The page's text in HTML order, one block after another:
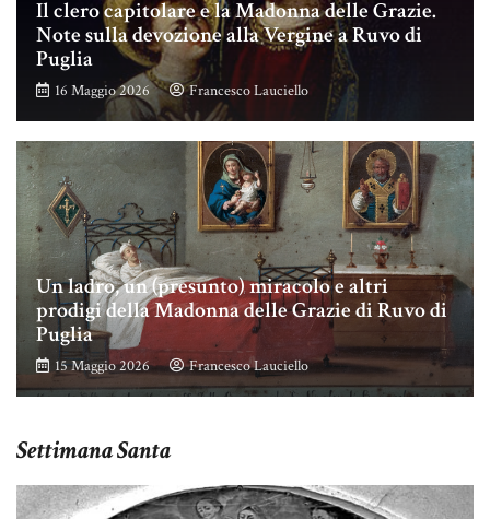
Il clero capitolare e la Madonna delle Grazie.
Note sulla devozione alla Vergine a Ruvo di
Puglia
16 Maggio 2026 Francesco Lauciello
Un ladro, un (presunto) miracolo e altri
prodigi della Madonna delle Grazie di Ruvo di
Puglia
15 Maggio 2026 Francesco Lauciello
Settimana Santa